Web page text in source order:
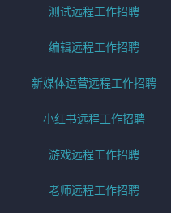
测试远程工作招聘
编辑远程工作招聘
新媒体运营远程工作招聘
小红书远程工作招聘
游戏远程工作招聘
老师远程工作招聘